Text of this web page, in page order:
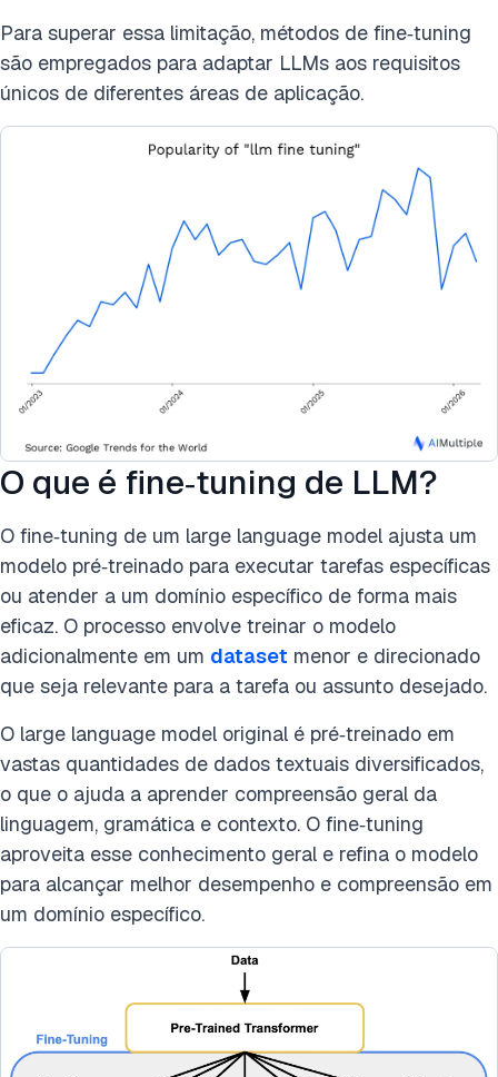
Para superar essa limitação, métodos de fine‑tuning
são empregados para adaptar LLMs aos requisitos
únicos de diferentes áreas de aplicação.
O que é fine‑tuning de LLM?
O fine‑tuning de um large language model ajusta um
modelo pré‑treinado para executar tarefas específicas
ou atender a um domínio específico de forma mais
eficaz. O processo envolve treinar o modelo
adicionalmente em um dataset menor e direcionado
que seja relevante para a tarefa ou assunto desejado.
O large language model original é pré‑treinado em
vastas quantidades de dados textuais diversificados,
o que o ajuda a aprender compreensão geral da
linguagem, gramática e contexto. O fine‑tuning
aproveita esse conhecimento geral e refina o modelo
para alcançar melhor desempenho e compreensão em
um domínio específico.